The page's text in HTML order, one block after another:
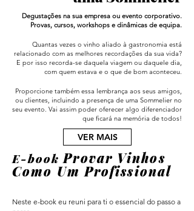
Degustações na sua empresa ou evento corporativo.
Provas, cursos, workshops e dinâmicas de equipa.
Quantas vezes o vinho aliado à gastronomia está
relacionado com as melhores recordações da sua vida?
E por isso recorda-se daquela viagem ou daquele dia,
com quem estava e o que de bom aconteceu.
Proporcione também essa lembrança aos seus amigos,
ou clientes, incluindo a presença de uma Sommelier no
seu evento. Vai assim poder oferecer algo diferenciador
que ficará na memória de todos!
VER MAIS
E-book Provar Vinhos
Como Um Profissional
Neste e-book eu reuni para ti o essencial do passo a